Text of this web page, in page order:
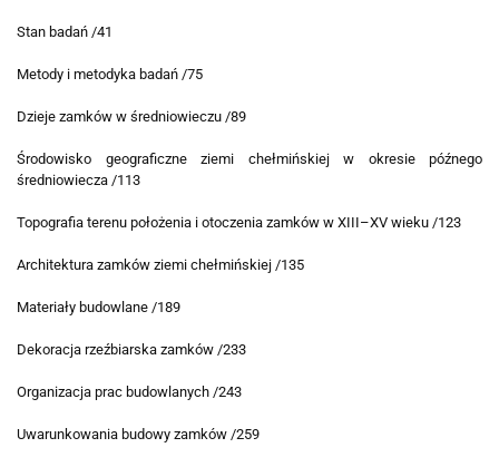
Stan badań /41
Metody i metodyka badań /75
Dzieje zamków w średniowieczu /89
Środowisko geograficzne ziemi chełmińskiej w okresie późnego
średniowiecza /113
Topografia terenu położenia i otoczenia zamków w XIII–XV wieku /123
Architektura zamków ziemi chełmińskiej /135
Materiały budowlane /189
Dekoracja rzeźbiarska zamków /233
Organizacja prac budowlanych /243
Uwarunkowania budowy zamków /259